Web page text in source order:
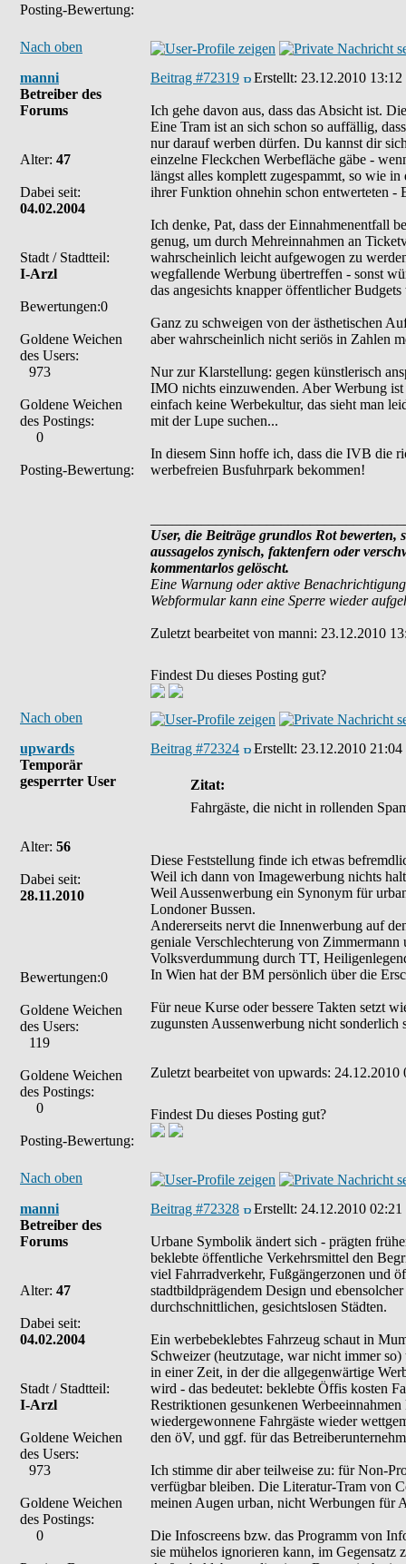
Posting-Bewertung:
Nach oben
manni
Betreiber des
Forums
Alter: 47
Dabei seit:
04.02.2004
Stadt / Stadtteil:
I-Arzl
Bewertungen:0
Goldene Weichen
des Users:
973
Goldene Weichen
des Postings:
0
Posting-Bewertung:
Beitrag #72319 Erstellt: 23.12.2010 13:12
Ich gehe davon aus, dass das Absicht ist.
Eine Tram ist an sich schon so auffällig,
nur darauf werben dürfen. Du kannst dir
einzelne Fleckchen Werbefläche gäbe -
längst alles komplett zugespammt, so wie
ihrer Funktion ohnehin schon entwerteten -
Ich denke, Pat, dass der Einnahmenentfall
genug, um durch Mehreinnahmen an
wahrscheinlich leicht aufgewogen zu
wegfallende Werbung übertreffen - sonst
das angesichts knapper öffentlicher
Ganz zu schweigen von der ästhetischen
aber wahrscheinlich nicht seriös in Zahlen
Nur zur Klarstellung: gegen künstlerisch
IMO nichts einzuwenden. Aber Werbung
einfach keine Werbekultur, das sieht man
mit der Lupe suchen...
In diesem Sinn hoffe ich, dass die IVB die
werbefreien Busfuhrpark bekommen!
User, die Beiträge grundlos Rot
aussagelos zynisch, faktenfern oder
kommentarlos gelöscht.
Eine Warnung oder aktive
Webformular kann eine Sperre wieder
Zuletzt bearbeitet von manni: 23.12.2010
Findest Du dieses Posting gut?
Nach oben
upwards
Temporär
gesperrter User
Alter: 56
Dabei seit:
28.11.2010
Bewertungen:0
Goldene Weichen
des Users:
119
Goldene Weichen
des Postings:
0
Posting-Bewertung:
Beitrag #72324 Erstellt: 23.12.2010 21:04
Zitat:
Fahrgäste, die nicht in rollenden
Diese Feststellung finde ich etwas
Weil ich dann von Imagewerbung nichts
Weil Aussenwerbung ein Synonym für
Londoner Bussen.
Andererseits nervt die Innenwerbung auf
geniale Verschlechterung von
Volksverdummung durch TT,
In Wien hat der BM persönlich über die
Für neue Kurse oder bessere Takten setzt
zugunsten Aussenwerbung nicht sonderlich
Zuletzt bearbeitet von upwards: 24.12.2010
Findest Du dieses Posting gut?
Nach oben
manni
Betreiber des
Forums
Alter: 47
Dabei seit:
04.02.2004
Stadt / Stadtteil:
I-Arzl
Goldene Weichen
des Users:
973
Goldene Weichen
des Postings:
0
Beitrag #72328 Erstellt: 24.12.2010 02:21
Urbane Symbolik ändert sich - prägten
beklebte öffentliche Verkehrsmittel den
viel Fahrradverkehr, Fußgängerzonen und
stadtbildprägendem Design und
durchschnittlichen, gesichtslosen Städten.
Ein werbebeklebtes Fahrzeug schaut in
Schweizer (heutzutage, war nicht immer
in einer Zeit, in der die allgegenwärtige
wird - das bedeutet: beklebte Öffis kosten
Restriktionen gesunkenen
wiedergewonnene Fahrgäste wieder
den öV, und ggf. für das
Ich stimme dir aber teilweise zu: für Non-
verfügbar bleiben. Die Literatur-Tram von
meinen Augen urban, nicht Werbungen für
Die Infoscreens bzw. das Programm von
sie mühelos ignorieren kann, im Gegensatz